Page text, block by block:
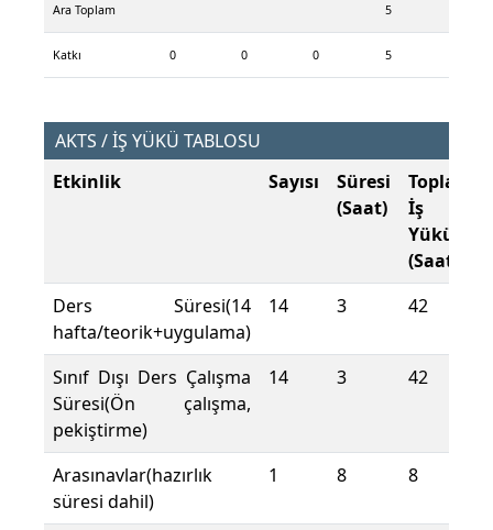
Ara Toplam 5
Katkı 0 0 0 5
AKTS / İŞ YÜKÜ TABLOSU
Etkinlik
Sayısı
Süresi
(Saat)
Toplam
İş
Yükü
(Saat)
Ders Süresi(14
hafta/teorik+uygulama)
14 3 42
Sınıf Dışı Ders Çalışma
Süresi(Ön çalışma,
pekiştirme)
14 3 42
Arasınavlar(hazırlık
süresi dahil)
1 8 8